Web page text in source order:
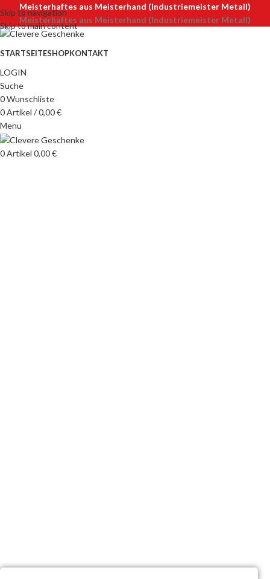
Skip to navigation
Skip to main content
Meisterhaftes aus Meisterhand (Industriemeister Metall)
Meisterhaftes aus Meisterhand (Industriemeister Metall)
STARTSEITESHOPKONTAKT
LOGIN
Suche
0Wunschliste
0Artikel /0,00€
Menu
0Artikel 0,00€